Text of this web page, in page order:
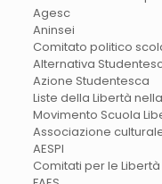
Agesc
Aninsei
Comitato politico
Alternativa
Azione Studentesca
Liste della Libertà
Movimento Scuola
Associazione
AESPI
Comitati per le Libertà